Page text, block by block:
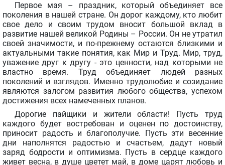
Контакты
О Кооперативе
Первое мая – праздник, который объединяет все
поколения в нашей стране. Он дорог каждому, кто любит
свое дело и своим трудом вносит большой вклад в
развитие нашей великой Родины – России. Он не утратил
своей значимости, и по-прежнему остаются близкими и
актуальными такие понятия, как Мир и Труд. Мир, труд,
уважение друг к другу - это ценности, над которыми не
властно время. Труд объединяет людей разных
поколений и взглядов. Именно трудолюбие и созидание
являются залогом развития любого общества, успехом
достижения всех намеченных планов.
Дорогие пайщики и жители области! Пусть труд
каждого будет востребован и оценен по достоинству,
приносит радость и благополучие. Пусть эти весенние
дни наполнятся радостью и счастьем, дадут новый
заряд бодрости и оптимизма. Пусть в сердце каждого
живет весна, в душе цветет май, в доме царят любовь и